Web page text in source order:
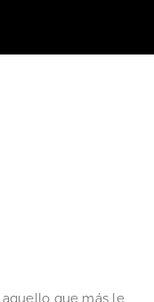
aquello que más le